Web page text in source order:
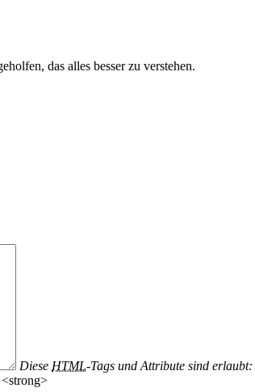
das alles besser zu verstehen.
Diese HTML-Tags und Attribute sind erlaubt: